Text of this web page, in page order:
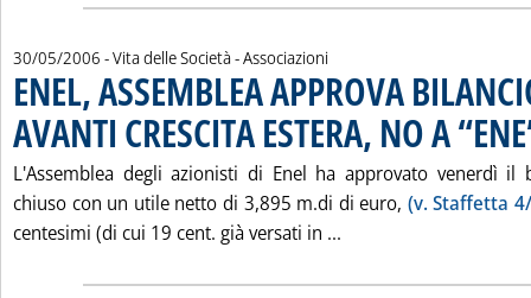
30/05/2006 - Vita delle Società - Associazioni
ENEL, ASSEMBLEA APPROVA
AVANTI CRESCITA ESTERA, NO A
L'Assemblea degli azionisti di Enel ha approvato venerdì il
chiuso con un utile netto di 3,895 m.di di euro, (v. Staffetta
centesimi (di cui 19 cent. già versati in ...